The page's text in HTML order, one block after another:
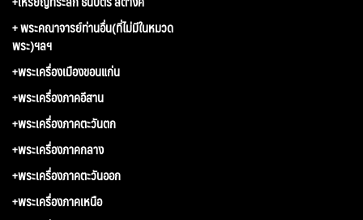
+ พระคณาจารย์ท่านอื่น(ที่ไม่มีในหมวด
พระ)ฯลฯ
+พระเครื่องเมืองขอนแก่น
+พระเครื่องภาคอีสาน
+พระเครื่องภาคตะวันตก
+พระเครื่องภาคกลาง
+พระเครื่องภาคตะวันออก
+พระเครื่องภาคเหนือ